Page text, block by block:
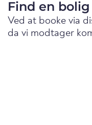
Find en
Ved at booke via
da vi modtager